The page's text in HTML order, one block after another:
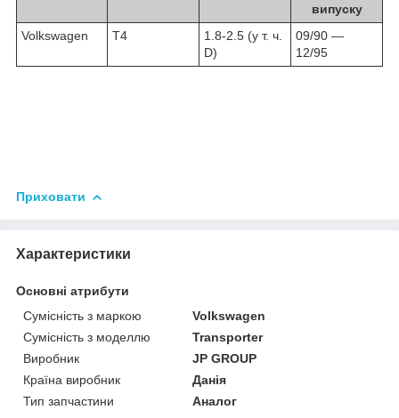
випуску
Volkswagen
T4
1.8-2.5 (у т. ч.
D)
09/90 ―
12/95
Приховати
Характеристики
Основні атрибути
Сумісність з маркою
Volkswagen
Сумісність з моделлю
Transporter
Виробник
JP GROUP
Країна виробник
Данія
Тип запчастини
Аналог